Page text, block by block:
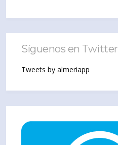
Síguenos en Twitter
Tweets by almeriapp